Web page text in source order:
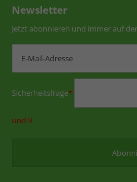
Newsletter
Jetzt abonnieren und immer auf
Sicherheitsfrage*
und 9.